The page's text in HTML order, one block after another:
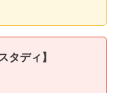
タディ】